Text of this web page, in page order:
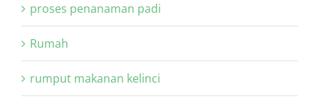
proses penanaman padi
Rumah
rumput makanan kelinci